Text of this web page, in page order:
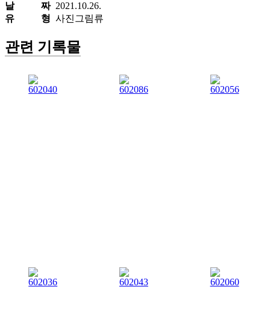
날 짜2021.10.26.
유 형 사진그림류
관련 기록물